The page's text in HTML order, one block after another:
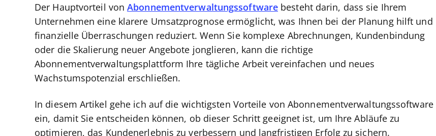
Der Hauptvorteil vonAbonnementverwaltungssoftware besteht darin, dass sie Ihrem
Unternehmen eine klarere Umsatzprognose ermöglicht, was Ihnen bei der Planung hilft und
finanzielle Überraschungen reduziert. Wenn Sie komplexe Abrechnungen, Kundenbindung
oder die Skalierung neuer Angebote jonglieren, kann die richtige
Abonnementverwaltungsplattform Ihre tägliche Arbeit vereinfachen und neues
Wachstumspotenzial erschließen.
In diesem Artikel gehe ich auf die wichtigsten Vorteile von Abonnementverwaltungssoftware
ein, damit Sie entscheiden können, ob dieser Schritt geeignet ist, um Ihre Abläufe zu
optimieren, das Kundenerlebnis zu verbessern und langfristigen Erfolg zu sichern.